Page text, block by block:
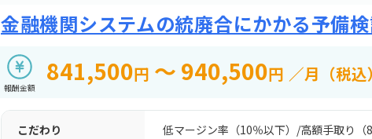
金融機関システムの統廃合にかかる予備
報酬金額
841,500円 ～ 940,500円 ／月（税込）
こだわり 低マージン率（10％以下） /高額手取り（